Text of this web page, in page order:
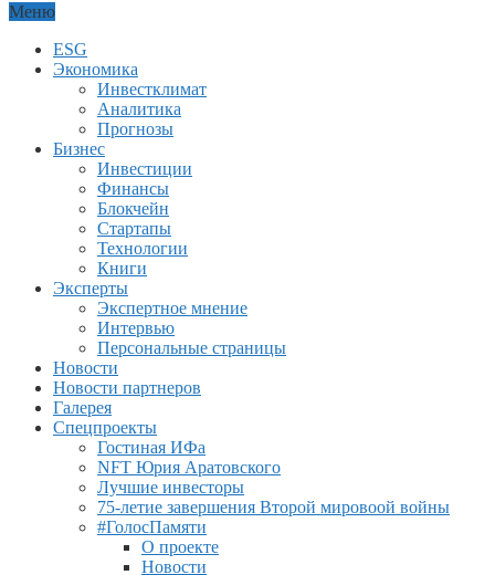
Меню
ESG
Экономика
Инвестклимат
Аналитика
Прогнозы
Бизнес
Инвестиции
Финансы
Блокчейн
Стартапы
Технологии
Книги
Эксперты
Экспертное мнение
Интервью
Персональные страницы
Новости
Новости партнеров
Галерея
Спецпроекты
Гостиная ИФа
NFT Юрия Аратовского
Лучшие инвесторы
75-летие завершения Второй мировоой войны
#ГолосПамяти
О проекте
Новости